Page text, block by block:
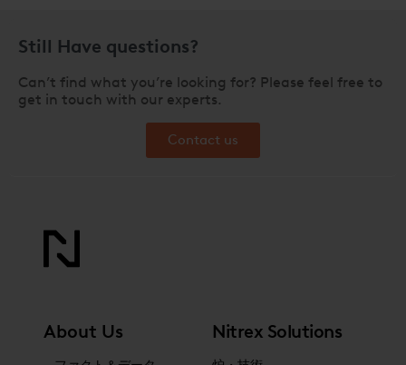
Still Have questions?
Can’t find what you’re looking for? Please feel free to
get in touch with our experts.
Contact us
About Us Nitrex Solutions